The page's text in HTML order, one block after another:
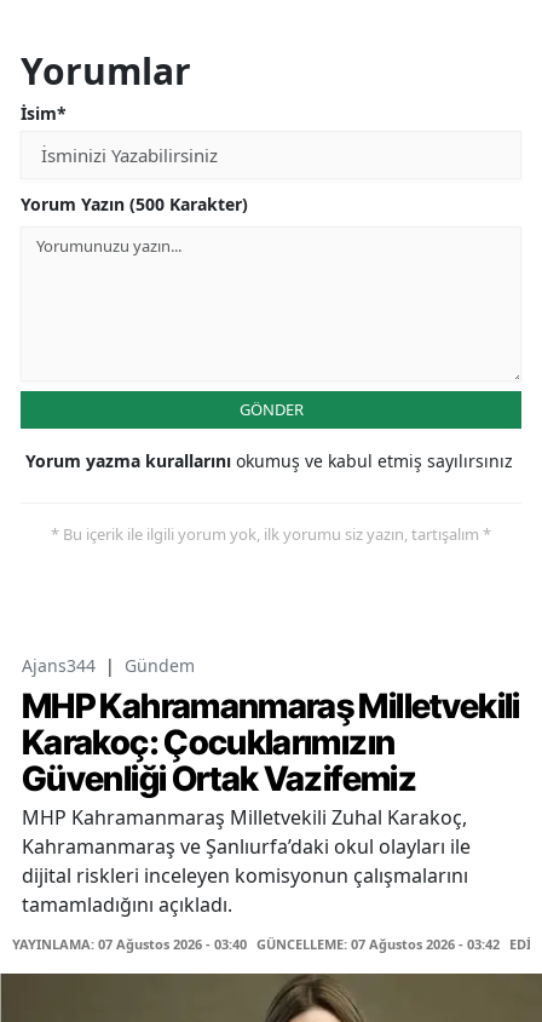
Yorumlar
İsim*
Yorum Yazın (500 Karakter)
GÖNDER
Yorum yazma kurallarını okumuş ve kabul etmiş sayılırsınız
* Bu içerik ile ilgili yorum yok, ilk yorumu siz yazın, tartışalım *
Ajans344 | Gündem
MHP Kahramanmaraş Milletvekili
Karakoç: Çocuklarımızın
Güvenliği Ortak Vazifemiz
MHP Kahramanmaraş Milletvekili Zuhal Karakoç,
Kahramanmaraş ve Şanlıurfa’daki okul olayları ile
dijital riskleri inceleyen komisyonun çalışmalarını
tamamladığını açıkladı.
YAYINLAMA: 07 Ağustos 2026 - 03:40 GÜNCELLEME: 07 Ağustos 2026 - 03:42